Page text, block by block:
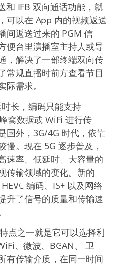
和 IFB 双向通话功能，就
可以在 App 内的视频返送
间返送过来的 PGM 信
便台里演播室主持人或导
，解决了一部终端双向传
常规直播时前方查看节目
需求。
长，编码只能支持
窝数据或 WiFi 进行传
国外，3G/4G 时代，依靠
慢。现在 5G 逐步普及，
速率、低延时、大容量的
传输领域的变化。新的
编码、IS+ 以及网络
升了信号的质量和传输速
点之一就是它可以选择利
、微波、BGAN、 卫
有传输介质，在同一时间